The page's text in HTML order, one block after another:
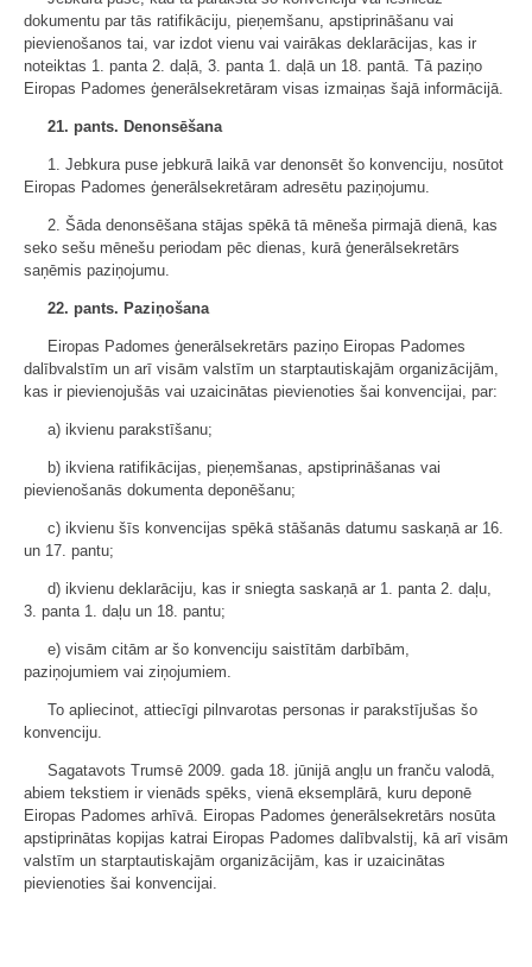
dokumentu par tās ratifikāciju, pieņemšanu, apstiprināšanu vai
pievienošanos tai, var izdot vienu vai vairākas deklarācijas, kas ir
noteiktas 1. panta 2. daļā, 3. panta 1. daļā un 18. pantā. Tā paziņo
Eiropas Padomes ģenerālsekretāram visas izmaiņas šajā informācijā.
21. pants. Denonsēšana
1. Jebkura puse jebkurā laikā var denonsēt šo konvenciju, nosūtot
Eiropas Padomes ģenerālsekretāram adresētu paziņojumu.
2. Šāda denonsēšana stājas spēkā tā mēneša pirmajā dienā, kas
seko sešu mēnešu periodam pēc dienas, kurā ģenerālsekretārs
saņēmis paziņojumu.
22. pants. Paziņošana
Eiropas Padomes ģenerālsekretārs paziņo Eiropas Padomes
dalībvalstīm un arī visām valstīm un starptautiskajām organizācijām,
kas ir pievienojušās vai uzaicinātas pievienoties šai konvencijai, par:
a) ikvienu parakstīšanu;
b) ikviena ratifikācijas, pieņemšanas, apstiprināšanas vai
pievienošanās dokumenta deponēšanu;
c) ikvienu šīs konvencijas spēkā stāšanās datumu saskaņā ar 16.
un 17. pantu;
d) ikvienu deklarāciju, kas ir sniegta saskaņā ar 1. panta 2. daļu,
3. panta 1. daļu un 18. pantu;
e) visām citām ar šo konvenciju saistītām darbībām,
paziņojumiem vai ziņojumiem.
To apliecinot, attiecīgi pilnvarotas personas ir parakstījušas šo
konvenciju.
Sagatavots Trumsē 2009. gada 18. jūnijā angļu un franču valodā,
abiem tekstiem ir vienāds spēks, vienā eksemplārā, kuru deponē
Eiropas Padomes arhīvā. Eiropas Padomes ģenerālsekretārs nosūta
apstiprinātas kopijas katrai Eiropas Padomes dalībvalstij, kā arī visām
valstīm un starptautiskajām organizācijām, kas ir uzaicinātas
pievienoties šai konvencijai.